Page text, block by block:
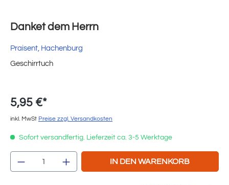
Danket dem Herrn
Praisent, Hachenburg
Geschirrtuch
5,95 €*
inkl. MwSt Preise zzgl. Versandkosten
Sofort versandfertig. Lieferzeit ca. 3-5 Werktage
Produkt Anzahl: Gib den gewünschten
IN DEN WARENKORB